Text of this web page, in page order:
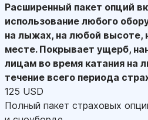
Расширенный пакет опций
использование любого
на лыжах, на любой
месте. Покрывает ущерб,
лицам во время катания на
течение всего периода
125 USD
Полный пакет страховых